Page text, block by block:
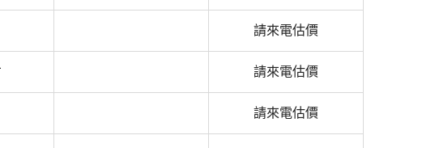
請來電估價
請來電估價
請來電估價